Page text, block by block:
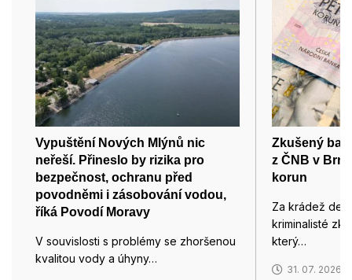
Vypuštění Nových Mlýnů nic
neřeší. Přineslo by rizika pro
bezpečnost, ochranu před
povodněmi i zásobování vodou,
říká Povodí Moravy
V souvislosti s problémy se zhoršenou
kvalitou vody a úhyny…
Zkušený
z ČNB v
korun
Za krádež
kriminalisté
který…
31. 07. 2026